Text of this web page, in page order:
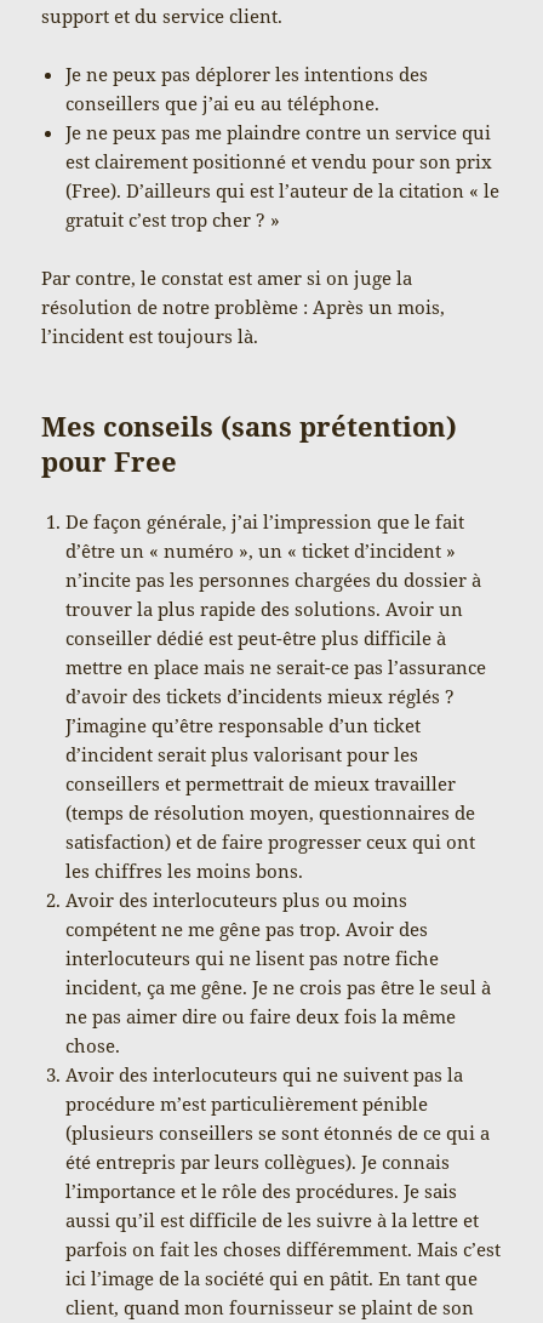
support et du service client.
Je ne peux pas déplorer les intentions des
conseillers que j’ai eu au téléphone.
Je ne peux pas me plaindre contre un service qui
est clairement positionné et vendu pour son prix
(Free). D’ailleurs qui est l’auteur de la citation « le
gratuit c’est trop cher ? »
Par contre, le constat est amer si on juge la
résolution de notre problème : Après un mois,
l’incident est toujours là.
Mes conseils (sans prétention)
pour Free
De façon générale, j’ai l’impression que le fait
d’être un « numéro », un « ticket d’incident »
n’incite pas les personnes chargées du dossier à
trouver la plus rapide des solutions. Avoir un
conseiller dédié est peut-être plus difficile à
mettre en place mais ne serait-ce pas l’assurance
d’avoir des tickets d’incidents mieux réglés ?
J’imagine qu’être responsable d’un ticket
d’incident serait plus valorisant pour les
conseillers et permettrait de mieux travailler
(temps de résolution moyen, questionnaires de
satisfaction) et de faire progresser ceux qui ont
les chiffres les moins bons.
Avoir des interlocuteurs plus ou moins
compétent ne me gêne pas trop. Avoir des
interlocuteurs qui ne lisent pas notre fiche
incident, ça me gêne. Je ne crois pas être le seul à
ne pas aimer dire ou faire deux fois la même
chose.
Avoir des interlocuteurs qui ne suivent pas la
procédure m’est particulièrement pénible
(plusieurs conseillers se sont étonnés de ce qui a
été entrepris par leurs collègues). Je connais
l’importance et le rôle des procédures. Je sais
aussi qu’il est difficile de les suivre à la lettre et
parfois on fait les choses différemment. Mais c’est
ici l’image de la société qui en pâtit. En tant que
client, quand mon fournisseur se plaint de son